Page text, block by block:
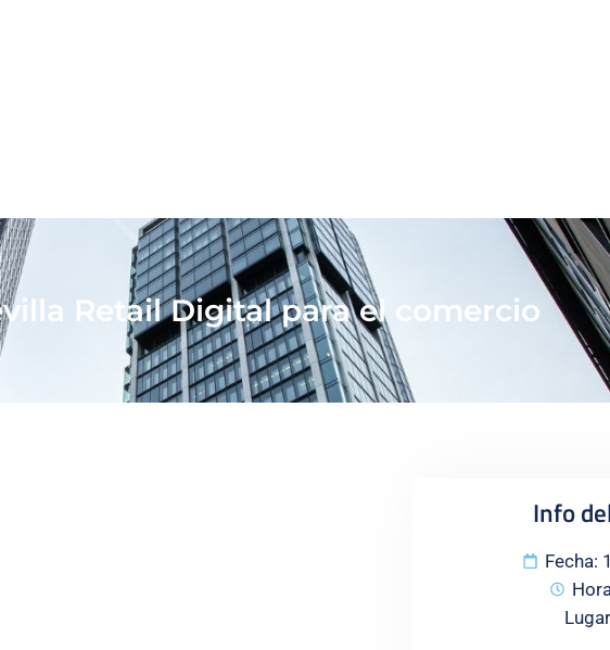
Retail Digital para el comercio
Info
Fecha: